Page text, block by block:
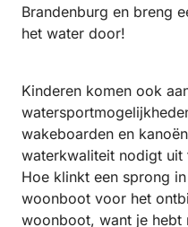
Brandenburg en breng
het water door!
Kinderen komen ook
wakeboarden en
waterkwaliteit nodigt uit
Hoe klinkt een sprong
woonboot voor het
woonboot, want je hebt